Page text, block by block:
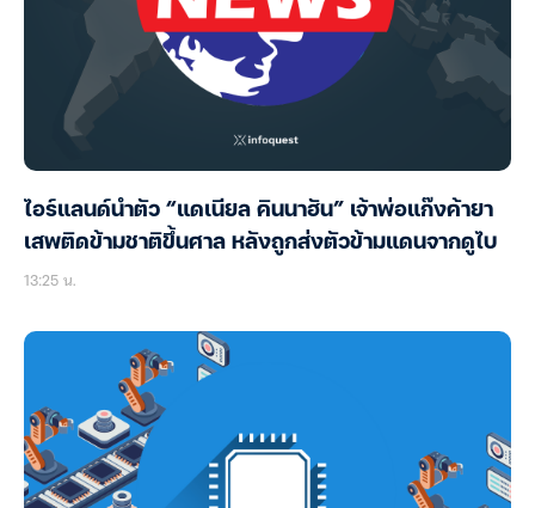
ไอร์แลนด์นำตัว “แดเนียล คินนาฮัน” เจ้าพ่อแก๊งค้ายา
เสพติดข้ามชาติขึ้นศาล หลังถูกส่งตัวข้ามแดนจากดูไบ
13:25 น.